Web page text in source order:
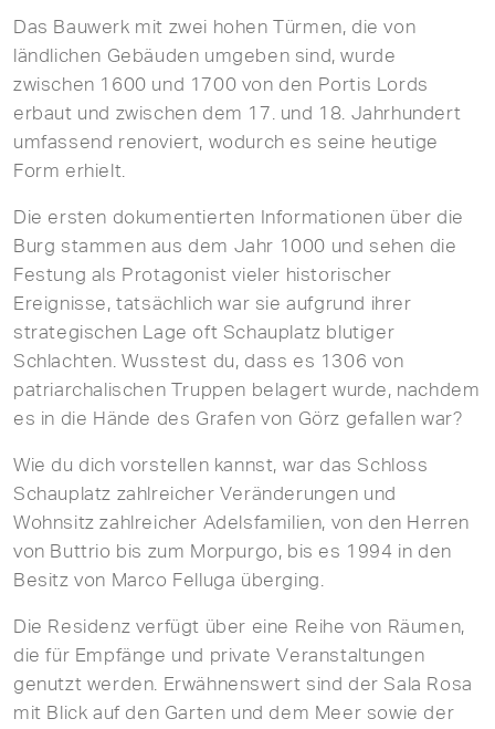
Das Bauwerk mit zwei hohen Türmen, die von
ländlichen Gebäuden umgeben sind, wurde
zwischen 1600 und 1700 von den Portis Lords
erbaut und zwischen dem 17. und 18. Jahrhundert
umfassend renoviert, wodurch es seine heutige
Form erhielt.
Die ersten dokumentierten Informationen über die
Burg stammen aus dem Jahr 1000 und sehen die
Festung als Protagonist vieler historischer
Ereignisse, tatsächlich war sie aufgrund ihrer
strategischen Lage oft Schauplatz blutiger
Schlachten. Wusstest du, dass es 1306 von
patriarchalischen Truppen belagert wurde, nachdem
es in die Hände des Grafen von Görz gefallen war?
Wie du dich vorstellen kannst, war das Schloss
Schauplatz zahlreicher Veränderungen und
Wohnsitz zahlreicher Adelsfamilien, von den Herren
von Buttrio bis zum Morpurgo, bis es 1994 in den
Besitz von Marco Felluga überging.
Die Residenz verfügt über eine Reihe von Räumen,
die für Empfänge und private Veranstaltungen
genutzt werden. Erwähnenswert sind der Sala Rosa
mit Blick auf den Garten und dem Meer sowie der